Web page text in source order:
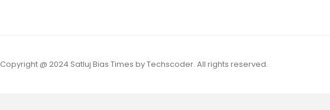
Copyright @ 2024 Satluj Bias Times by Techscoder. All rights reserved.